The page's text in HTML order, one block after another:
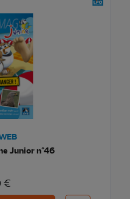
Junior n°46
€